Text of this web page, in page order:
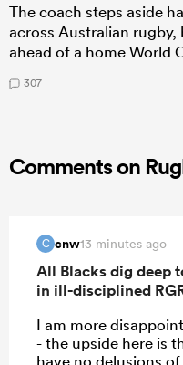
The coach steps aside
across Australian
ahead of a home World
307
Comments on
C cnw13 minutes ago
All Blacks dig deep
in ill-disciplined
I am more
- the upside here is
have no delusions